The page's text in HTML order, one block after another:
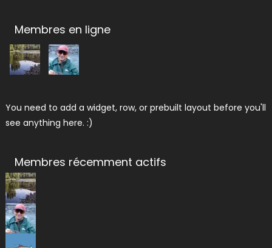
Membres en ligne
You need to add a widget, row, or prebuilt layout before you'll
see anything here. :)
Membres récemment actifs